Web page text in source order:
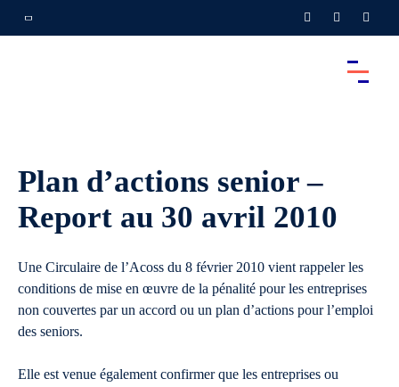
Plan d’actions senior –
Report au 30 avril 2010
Une Circulaire de l’Acoss du 8 février 2010 vient rappeler les
conditions de mise en œuvre de la pénalité pour les entreprises
non couvertes par un accord ou un plan d’actions pour l’emploi
des seniors.
Elle est venue également confirmer que les entreprises ou